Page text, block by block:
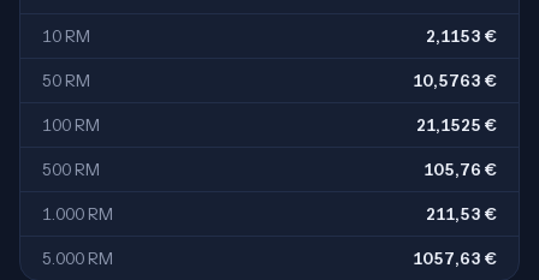
10 RM 2,1153 €
50 RM 10,5763 €
100 RM 21,1525 €
500 RM 105,76 €
1.000 RM 211,53 €
5.000 RM 1057,63 €